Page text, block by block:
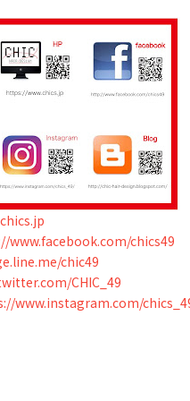
www.facebook.com/chics49
chic49
CHIC_49
www.instagram.com/